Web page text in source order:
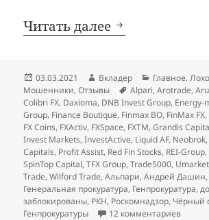
Читать далее «Альпари»
Опубликовано
03.03.2021 Автор
Вкладер Рубрики
Главное,
Мошенники,Отзывы Метки
Alpari,Arotrade,
Colibri FX, Daxioma, DNB Invest Group, Energy-
Group, Finance Boutique, Finmax BO, FinMax FX,
FX Coins, FXActiv, FXSpace, FXTM,Grandis
Invest Markets,InvestActive, Liquid AF, Neobrok,
Capitals, Profit Assist, Red Fin Stocks, REI-Group,
SpinTop Capital,TFX Group,Trade5000,
Trade,Wilford Trade,Альпари,Андрей Дашин
Генеральная прокуратура, Генпрокуратура,
заблокированы, РКН, Роскомнадзор, Чёрный
Генпрокуратуры
12 комментариевк